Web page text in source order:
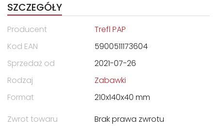
SZCZEGÓŁY
Producent
Trefl PAP
Kod EAN
5900511173604
Sprzedaż od
2021-07-26
Rodzaj
Zabawki
Format
210x140x40 mm
Zwrot towaru
Brak prawa zwrotu